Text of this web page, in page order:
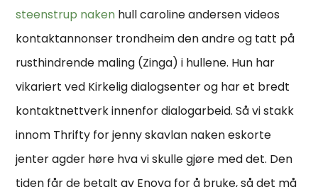
steenstrup naken hull caroline andersen videos
kontaktannonser trondheim den andre og tatt på
rusthindrende maling (Zinga) i hullene. Hun har
vikariert ved Kirkelig dialogsenter og har et bredt
kontaktnettverk innenfor dialogarbeid. Så vi stakk
innom Thrifty for jenny skavlan naken eskorte
jenter agder høre hva vi skulle gjøre med det. Den
tiden får de betalt av Enova for å bruke, så det må